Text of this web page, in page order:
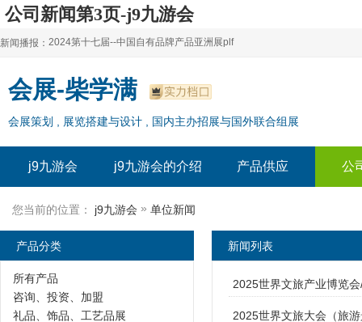
公司新闻第3页-j9九游会
新闻播报：
2024上海自有品牌展--百货展|食品展 零售展|oem展
2024全球自有--品牌产品亚洲展（plf）
2024上海自有品牌展--2024上海oem 贴牌代加工展
2024第十七届--中国自有品牌产品亚洲展plf
2024全球自有--品牌产品亚洲展（plf）
2024年上海--第17届自有品牌展
会展-柴学满
会展策划 , 展览搭建与设计 , 国内主办招展与国外联合组展
j9九游会 j9九游会的介绍 产品供应 公
您当前的位置： j9九游会 » 单位新闻
新闻列表
2025世界文旅产业博览
2025世界文旅大会（旅
产品分类
所有产品
咨询、投资、加盟
礼品、饰品、工艺品展